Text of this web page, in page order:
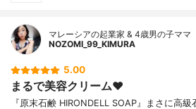
マレーシアの起業家 & 4歳男の子ママ
NOZOMI_99_KIMURA
5.00
まるで美容クリーム❤
『原末石鹸 HIRONDELL SOAP』まさに高